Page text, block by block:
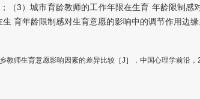
（3）城市育龄教师的工作年限在生育 年龄限制感
育年龄限制感对生育意愿的影响中的调节作用边缘
教师生育意愿影响因素的差异比较［J］．中国心理学前沿，